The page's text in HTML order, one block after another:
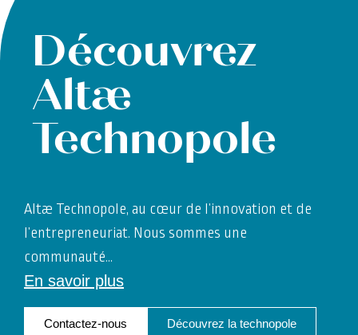
Découvrez
Altæ
Technopole
Altæ Technopole, au cœur de l’innovation et de
l’entrepreneuriat. Nous sommes une
communauté…
En savoir plus
Contactez-nous Découvrez la technopole